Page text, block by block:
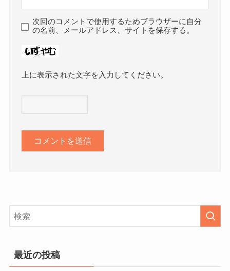
次回のコメントで使用するためブラウザーに自分
の名前、メールアドレス、サイトを保存する。
上に表示された文字を入力してください。
最近の投稿